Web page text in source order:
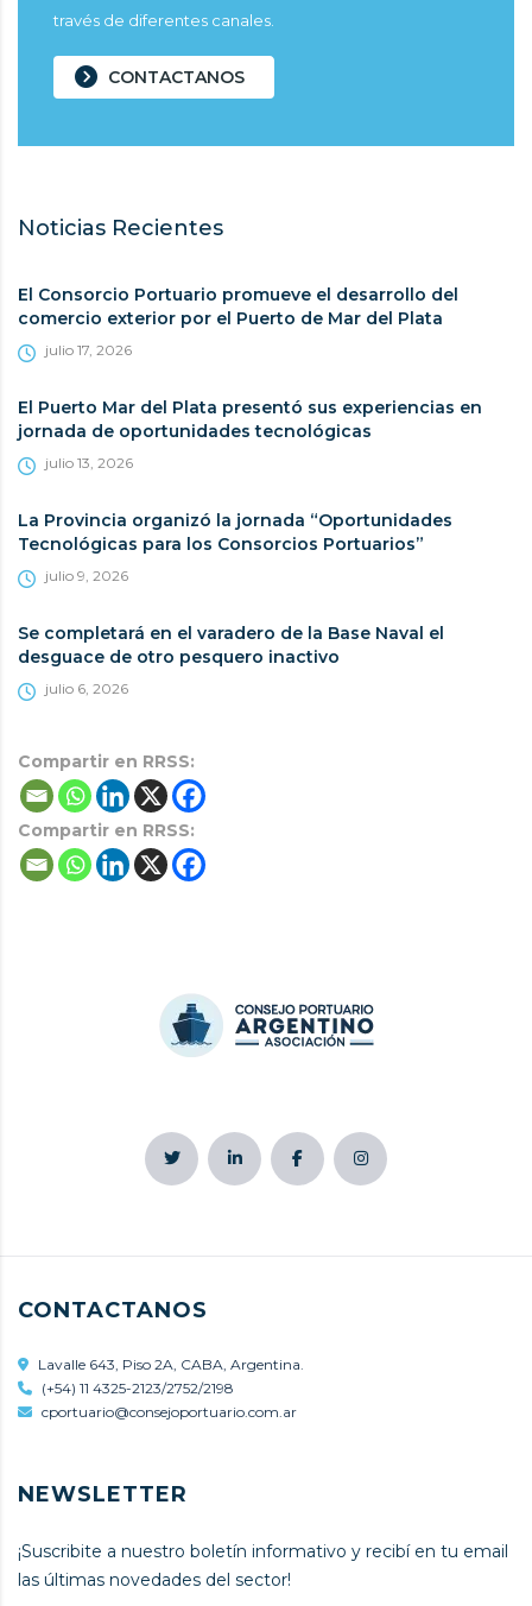
través de diferentes canales.
CONTACTANOS
Noticias Recientes
El Consorcio Portuario promueve el desarrollo del
comercio exterior por el Puerto de Mar del Plata
julio 17, 2026
El Puerto Mar del Plata presentó sus experiencias en
jornada de oportunidades tecnológicas
julio 13, 2026
La Provincia organizó la jornada “Oportunidades
Tecnológicas para los Consorcios Portuarios”
julio 9, 2026
Se completará en el varadero de la Base Naval el
desguace de otro pesquero inactivo
julio 6, 2026
Compartir en RRSS:
Compartir en RRSS:
CONTACTANOS
Lavalle 643, Piso 2A, CABA, Argentina.
(+54) 11 4325-2123/2752/2198
cportuario@consejoportuario.com.ar
NEWSLETTER
¡Suscribite a nuestro boletín informativo y recibí en tu email
las últimas novedades del sector!